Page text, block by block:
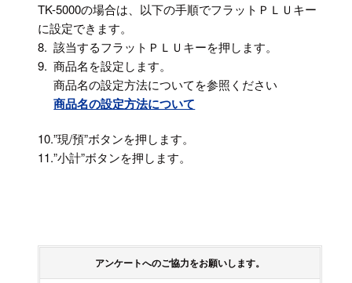
TK-5000の場合は、以下の手順でフラットＰＬＵキー
に設定できます。
8. 該当するフラットＰＬＵキーを押します。
9. 商品名を設定します。
商品名の設定方法についてを参照ください
商品名の設定方法について
10.”現/預”ボタンを押します。
11.”小計”ボタンを押します。
アンケートへのご協力をお願いします。